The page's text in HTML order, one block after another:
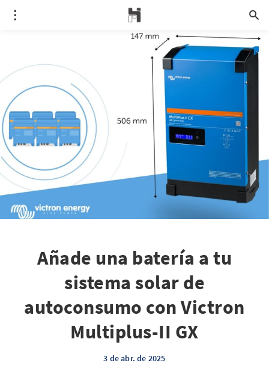
Añade una batería a tu
sistema solar de
autoconsumo con Victron
Multiplus-II GX
3 de abr. de 2025